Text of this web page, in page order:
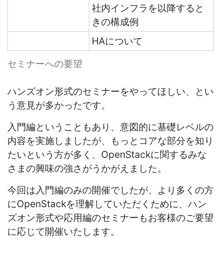
セミナーへの要望
社内インフラを以降すると
きの構成例
HAについて
ハンズオン形式のセミナーをやってほしい、とい
う意見が多かったです。
入門編ということもあり、意図的に基礎レベルの
内容を実施しましたが、もっとコアな部分を知り
たいという方が多く、OpenStackに関するみな
さまの興味の強さがうかがえました。
今回は入門編のみの開催でしたが、より多くの方
にOpenStackを理解していただくために、ハン
ズオン形式や応用編のセミナーもお客様のご要望
に応じて開催いたします。